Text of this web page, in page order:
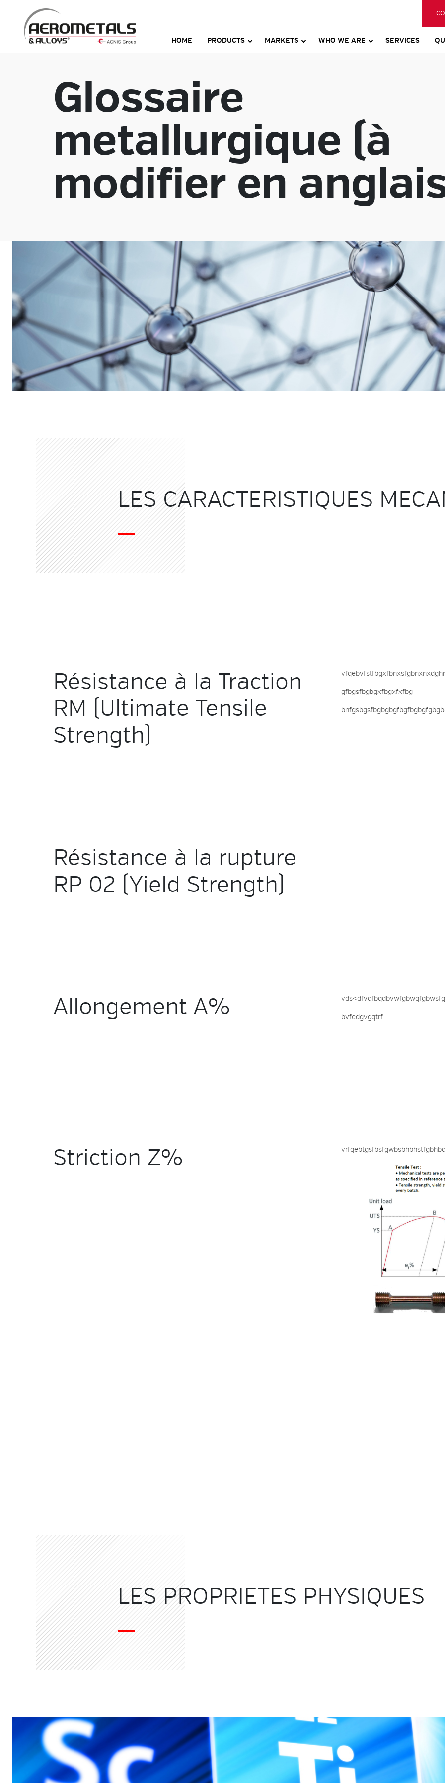
content
HOME PRODUCTS MARKETS WHO WE ARE SERVICES
Glossaire
metallurgique (à
modifier en
LES CARACTERISTIQUES
Résistance à la Traction
RM (Ultimate Tensile
Strength)
gfbgsfbgbgxfbgxfxfbg
Résistance à la rupture
RP 02 (Yield Strength)
Allongement A% bvfedgvgqtrf
Striction Z%
LES PROPRIETES PHYSIQUES